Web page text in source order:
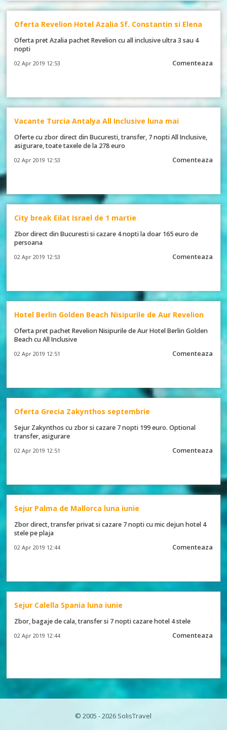
Oferta Revelion Hotel Azalia Sf. Constantin si Elena
Oferta pret Azalia pachet Revelion cu all inclusive ultra 3 sau 4
nopti
02 Apr 2019 12:53 Comenteaza
Vacante Turcia Antalya All Inclusive luna mai
Oferte cu zbor direct din Bucuresti, transfer, 7 nopti All Inclusive,
asigurare, toate taxele de la 278 euro
02 Apr 2019 12:53 Comenteaza
City break Eilat Israel de 1 martie
Zbor direct din Bucuresti si cazare 4 nopti la doar 165 euro de
persoana
02 Apr 2019 12:53 Comenteaza
Hotel Berlin Golden Beach Nisipurile de Aur Revelion
Oferta pret pachet Revelion Nisipurile de Aur Hotel Berlin Golden
Beach cu All Inclusive
02 Apr 2019 12:51 Comenteaza
Oferta Grecia Zakynthos septembrie
Sejur Zakynthos cu zbor si cazare 7 nopti 199 euro. Optional
transfer, asigurare
02 Apr 2019 12:51 Comenteaza
Sejur Palma de Mallorca luna iunie
Zbor direct, transfer privat si cazare 7 nopti cu mic dejun hotel 4
stele pe plaja
02 Apr 2019 12:44 Comenteaza
Sejur Calella Spania luna iunie
Zbor, bagaje de cala, transfer si 7 nopti cazare hotel 4 stele
02 Apr 2019 12:44 Comenteaza
© 2005 - 2026 SolisTravel